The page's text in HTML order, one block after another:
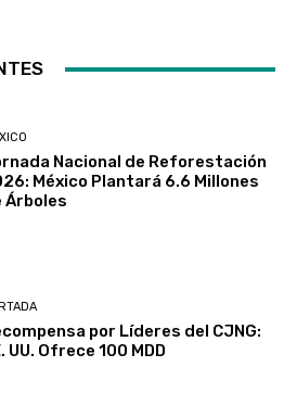
Nacional de Reforestación
México Plantará 6.6 Millones
Árboles
por Líderes del CJNG:
UU. Ofrece 100 MDD